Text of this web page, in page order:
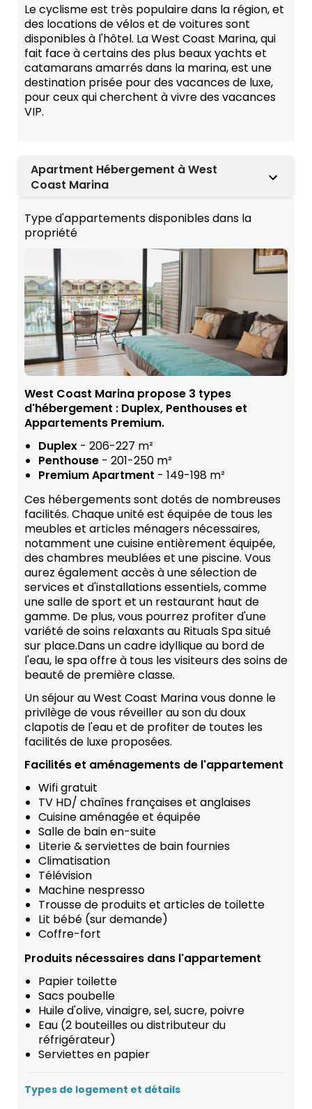
Le cyclisme est très populaire dans la région, et
des locations de vélos et de voitures sont
disponibles à l'hôtel. La West Coast Marina, qui
fait face à certains des plus beaux yachts et
catamarans amarrés dans la marina, est une
destination prisée pour des vacances de luxe,
pour ceux qui cherchent à vivre des vacances
VIP.
Apartment Hébergement à West
Coast Marina
Type d'appartements disponibles dans la
propriété
West Coast Marina propose 3 types
d'hébergement : Duplex, Penthouses et
Appartements Premium.
Duplex - 206-227 m²
Penthouse - 201-250 m²
Premium Apartment - 149-198 m²
Ces hébergements sont dotés de nombreuses
facilités. Chaque unité est équipée de tous les
meubles et articles ménagers nécessaires,
notamment une cuisine entièrement équipée,
des chambres meublées et une piscine. Vous
aurez également accès à une sélection de
services et d'installations essentiels, comme
une salle de sport et un restaurant haut de
gamme. De plus, vous pourrez profiter d'une
variété de soins relaxants au Rituals Spa situé
sur place.Dans un cadre idyllique au bord de
l'eau, le spa offre à tous les visiteurs des soins de
beauté de première classe.
Un séjour au West Coast Marina vous donne le
privilège de vous réveiller au son du doux
clapotis de l'eau et de profiter de toutes les
facilités de luxe proposées.
Facilités et aménagements de l'appartement
Wifi gratuit
TV HD/ chaînes françaises et anglaises
Cuisine aménagée et équipée
Salle de bain en-suite
Literie & serviettes de bain fournies
Climatisation
Télévision
Machine nespresso
Trousse de produits et articles de toilette
Lit bébé (sur demande)
Coffre-fort
Produits nécessaires dans l'appartement
Papier toilette
Sacs poubelle
Huile d'olive, vinaigre, sel, sucre, poivre
Eau (2 bouteilles ou distributeur du
réfrigérateur)
Serviettes en papier
Types de logement et détails